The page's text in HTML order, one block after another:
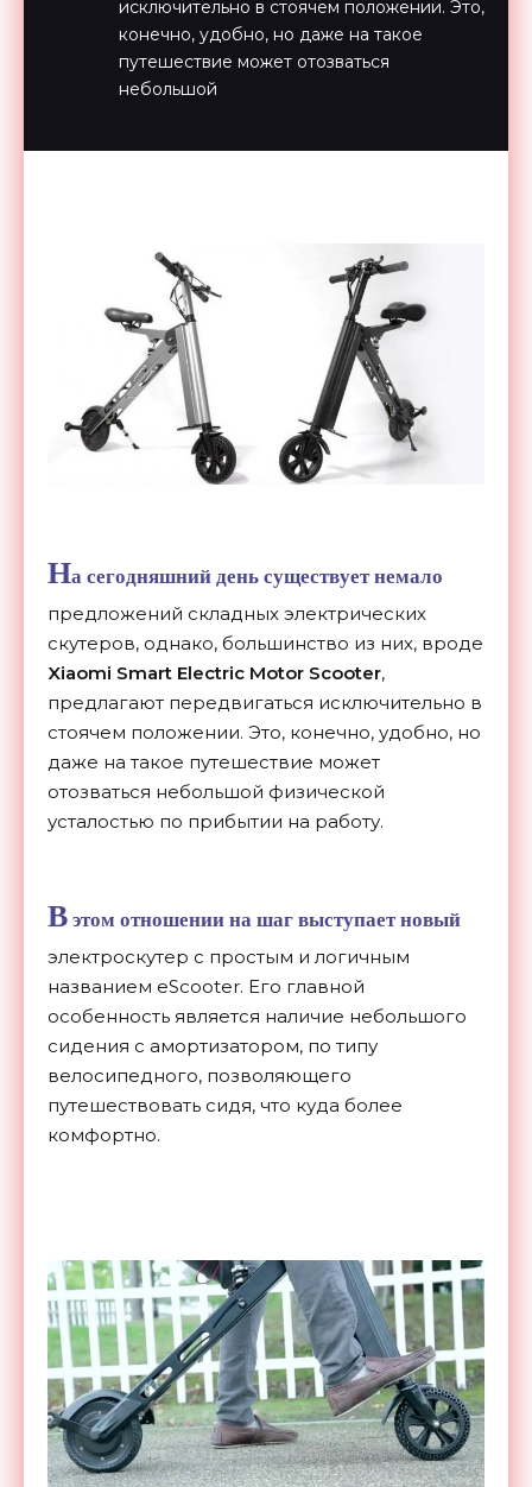
исключительно в стоячем положении. Это,
конечно, удобно, но даже на такое
путешествие может отозваться
небольшой
На сегодняшний день существует немало
предложений складных электрических
скутеров, однако, большинство из них, вроде
Xiaomi Smart Electric Motor Scooter,
предлагают передвигаться исключительно в
стоячем положении. Это, конечно, удобно, но
даже на такое путешествие может
отозваться небольшой физической
усталостью по прибытии на работу.
Вэтом отношении на шаг выступает новый
электроскутер с простым и логичным
названием eScooter. Его главной
особенность является наличие небольшого
сидения с амортизатором, по типу
велосипедного, позволяющего
путешествовать сидя, что куда более
комфортно.